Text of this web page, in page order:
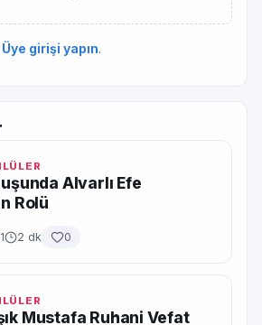
Üye girişi yapın.
Alvarlı Efe
Rolü
2 dk 0
Mustafa Ruhani Vefat